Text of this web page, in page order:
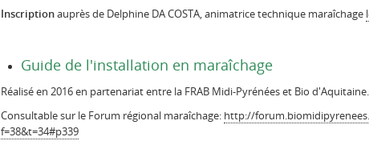
Inscriptionauprès de Delphine DA COSTA, animatrice technique maraîchage
Guide de l'installation en maraîchage
Réalisé en 2016 en partenariat entre la FRAB Midi-Pyrénées et Bio d'Aquitaine.
Consultable sur le Forum régional maraîchage: http://
f=38&t=34#p339